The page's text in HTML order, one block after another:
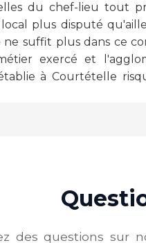
du chef-lieu tout
plus disputé
ne suffit plus dans ce
exercé et
à Courtételle
des questions sur